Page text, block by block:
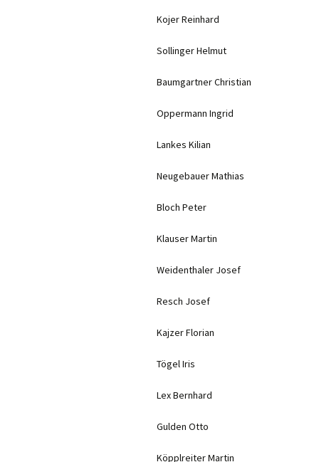
Kojer Reinhard
Sollinger Helmut
Baumgartner Christian
Oppermann Ingrid
Lankes Kilian
Neugebauer Mathias
Bloch Peter
Klauser Martin
Weidenthaler Josef
Resch Josef
Kajzer Florian
Tögel Iris
Lex Bernhard
Gulden Otto
Köpplreiter Martin